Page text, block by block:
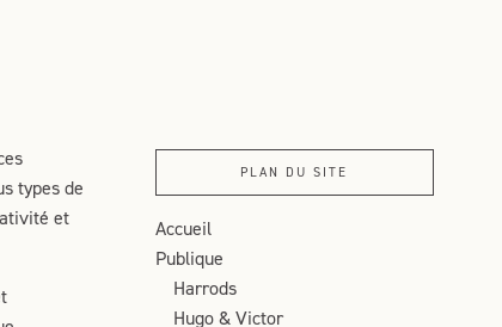
types de
et
PLAN DU SITE
Accueil
Publique
Harrods
Hugo & Victor